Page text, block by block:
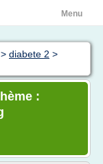
Menu
> diabete 2 >
: